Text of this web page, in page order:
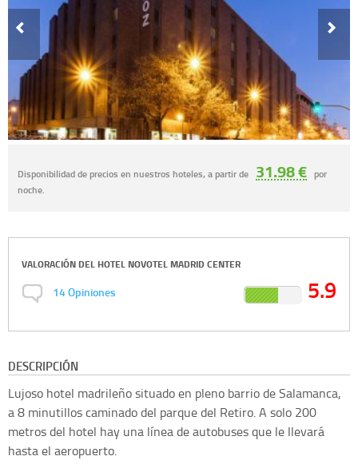
Disponibilidad de precios en nuestros hoteles, a partir de 31.98 € por
noche.
VALORACIÓN DEL HOTEL NOVOTEL MADRID CENTER
14Opiniones 5.9
DESCRIPCIÓN
Lujoso hotel madrileño situado en pleno barrio de Salamanca,
a 8 minutillos caminado del parque del Retiro. A solo 200
metros del hotel hay una línea de autobuses que le llevará
hasta el aeropuerto.